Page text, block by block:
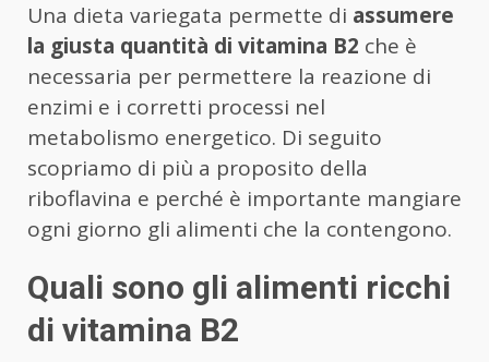
Una dieta variegata permette di assumere
la giusta quantità di vitamina B2 che è
necessaria per permettere la reazione di
enzimi e i corretti processi nel
metabolismo energetico. Di seguito
scopriamo di più a proposito della
riboflavina e perché è importante mangiare
ogni giorno gli alimenti che la contengono.
Quali sono gli alimenti ricchi
di vitamina B2